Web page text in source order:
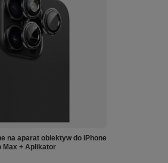
na aparat obiektyw do iPhone
Max + Aplikator